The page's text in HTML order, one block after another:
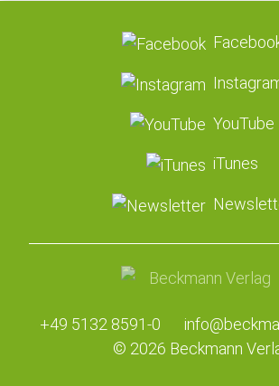
YouTube
iTunes
+49 5132 8591-0
© 2026 Beckmann